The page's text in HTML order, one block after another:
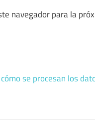
navegador para la
se procesan los